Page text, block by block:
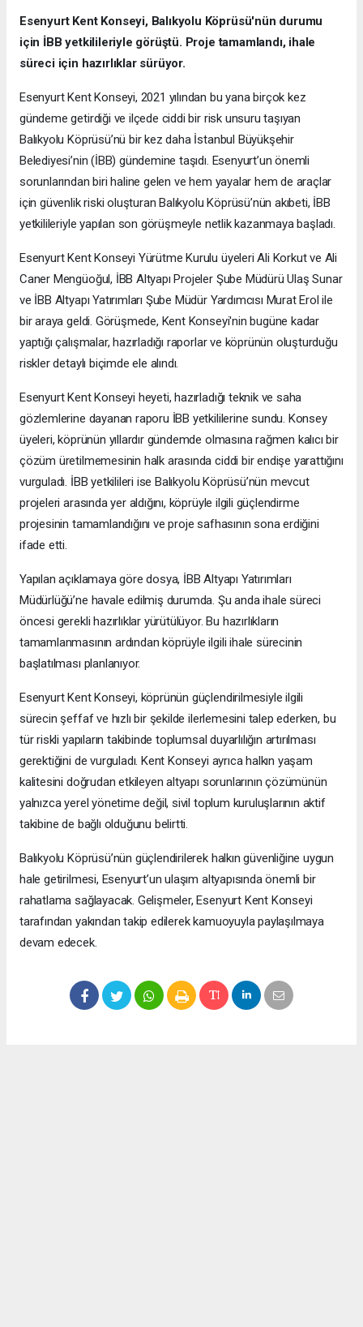
Esenyurt Kent Konseyi, Balıkyolu Köprüsü'nün durumu
için İBB yetkilileriyle görüştü. Proje tamamlandı, ihale
süreci için hazırlıklar sürüyor.
Esenyurt Kent Konseyi, 2021 yılından bu yana birçok kez
gündeme getirdiği ve ilçede ciddi bir risk unsuru taşıyan
Balıkyolu Köprüsü’nü bir kez daha İstanbul Büyükşehir
Belediyesi’nin (İBB) gündemine taşıdı. Esenyurt’un önemli
sorunlarından biri haline gelen ve hem yayalar hem de araçlar
için güvenlik riski oluşturan Balıkyolu Köprüsü’nün akıbeti, İBB
yetkilileriyle yapılan son görüşmeyle netlik kazanmaya başladı.
Esenyurt Kent Konseyi Yürütme Kurulu üyeleri Ali Korkut ve Ali
Caner Mengüoğul, İBB Altyapı Projeler Şube Müdürü Ulaş Sunar
ve İBB Altyapı Yatırımları Şube Müdür Yardımcısı Murat Erol ile
bir araya geldi. Görüşmede, Kent Konseyi'nin bugüne kadar
yaptığı çalışmalar, hazırladığı raporlar ve köprünün oluşturduğu
riskler detaylı biçimde ele alındı.
Esenyurt Kent Konseyi heyeti, hazırladığı teknik ve saha
gözlemlerine dayanan raporu İBB yetkililerine sundu. Konsey
üyeleri, köprünün yıllardır gündemde olmasına rağmen kalıcı bir
çözüm üretilmemesinin halk arasında ciddi bir endişe yarattığını
vurguladı. İBB yetkilileri ise Balıkyolu Köprüsü’nün mevcut
projeleri arasında yer aldığını, köprüyle ilgili güçlendirme
projesinin tamamlandığını ve proje safhasının sona erdiğini
ifade etti.
Yapılan açıklamaya göre dosya, İBB Altyapı Yatırımları
Müdürlüğü’ne havale edilmiş durumda. Şu anda ihale süreci
öncesi gerekli hazırlıklar yürütülüyor. Bu hazırlıkların
tamamlanmasının ardından köprüyle ilgili ihale sürecinin
başlatılması planlanıyor.
Esenyurt Kent Konseyi, köprünün güçlendirilmesiyle ilgili
sürecin şeffaf ve hızlı bir şekilde ilerlemesini talep ederken, bu
tür riskli yapıların takibinde toplumsal duyarlılığın artırılması
gerektiğini de vurguladı. Kent Konseyi ayrıca halkın yaşam
kalitesini doğrudan etkileyen altyapı sorunlarının çözümünün
yalnızca yerel yönetime değil, sivil toplum kuruluşlarının aktif
takibine de bağlı olduğunu belirtti.
Balıkyolu Köprüsü’nün güçlendirilerek halkın güvenliğine uygun
hale getirilmesi, Esenyurt’un ulaşım altyapısında önemli bir
rahatlama sağlayacak. Gelişmeler, Esenyurt Kent Konseyi
tarafından yakından takip edilerek kamuoyuyla paylaşılmaya
devam edecek.